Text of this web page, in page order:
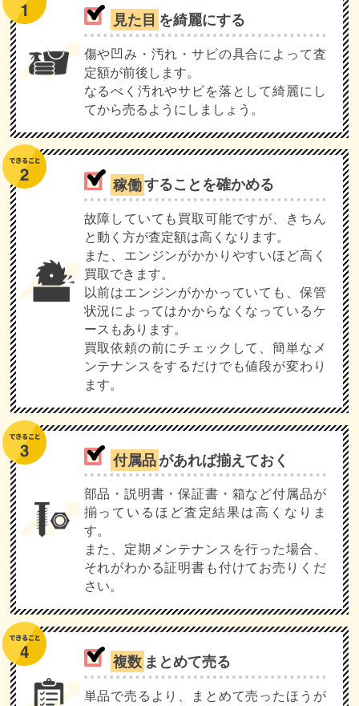
見た目 を綺麗にする
傷や凹み・汚れ・サビの具合によって査
定額が前後します。
なるべく汚れやサビを落として綺麗にし
てから売るようにしましょう。
稼働することを確かめる
故障していても買取可能ですが、きちん
と動く方が査定額は高くなります。
また、エンジンがかかりやすいほど高く
買取できます。
以前はエンジンがかかっていても、保管
状況によってはかからなくなっているケ
ースもあります。
買取依頼の前にチェックして、簡単なメ
ンテナンスをするだけでも値段が変わり
ます。
付属品があれば揃えておく
部品・説明書・保証書・箱など付属品が
揃っているほど査定結果は高くなりま
す。
また、定期メンテナンスを行った場合、
それがわかる証明書も付けてお売りくだ
さい。
複数 まとめて売る
単品で売るより、まとめて売ったほうが